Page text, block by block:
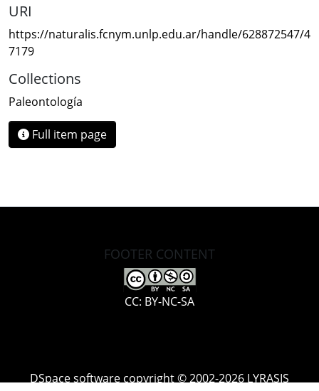
URI
https://naturalis.fcnym.unlp.edu.ar/handle/628872547/4
7179
Collections
Paleontología
Full item page
FOOTER CONTENT
CC: BY-NC-SA
DSpace software copyright © 2002-2026 LYRASIS